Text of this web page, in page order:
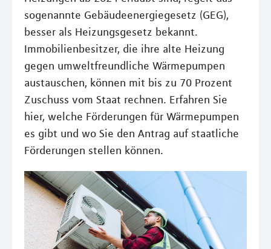
sogenannte Gebäudeenergiegesetz (GEG),
besser als Heizungsgesetz bekannt.
Immobilienbesitzer, die ihre alte Heizung
gegen umweltfreundliche Wärmepumpen
austauschen, können mit bis zu 70 Prozent
Zuschuss vom Staat rechnen. Erfahren Sie
hier, welche Förderungen für Wärmepumpen
es gibt und wo Sie den Antrag auf staatliche
Förderungen stellen können.